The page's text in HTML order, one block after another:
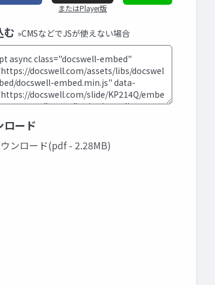
またはPlayer版
む »CMSなどでJSが使えない場合
ロード
ンロード(pdf - 2.28MB)